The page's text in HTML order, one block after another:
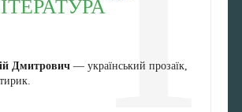
Дмитрович — український прозаїк,